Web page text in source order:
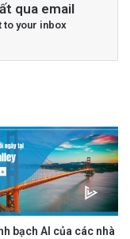
qua email
to your inbox
bạch AI của các nhà